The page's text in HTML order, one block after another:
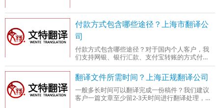
24小时以内交稿，如超过1万字，则按每天1万字
的速度处理稿件。加急翻译费用为翻译费用的
10%-30%。
付款方式包含哪些途径？上海市翻译公
司
付款方式包含哪些途径？对于国内个人客户，我
们支持网银、银行汇款、支付宝转账的方式付
款，用户可以选择自己方便的付款方式；对于国
内企业客户，我们支持银行转账和支票付款方
式；对于中国港澳台与国际客户我们支持银行电
汇，我司对公帐户可以直接接收外币。
翻译文件所需时间？上海正规翻译公司
一般多长时间可以翻译完成一份稿件？我们建议
客户一篇文章至少留2-3天时间进行翻译处理，一